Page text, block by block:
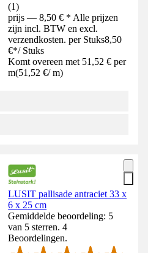
(1)
prijs — 8,50 € * Alle prijzen
zijn incl. BTW en excl.
verzendkosten. per Stuks8,50
€*/ Stuks
Komt overeen met 51,52 € per
m(51,52 €/ m)
LUSIT pallisade antraciet 33 x
6 x 25 cm
Gemiddelde beoordeling: 5
van 5 sterren. 4
Beoordelingen.